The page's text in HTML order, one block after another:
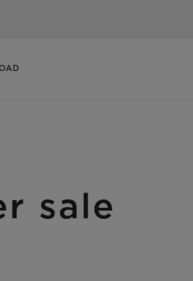
sale